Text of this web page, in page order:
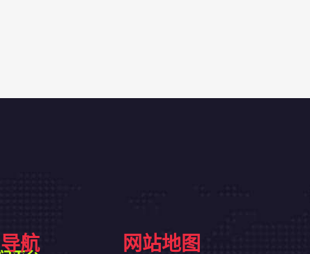
导航 网站地图